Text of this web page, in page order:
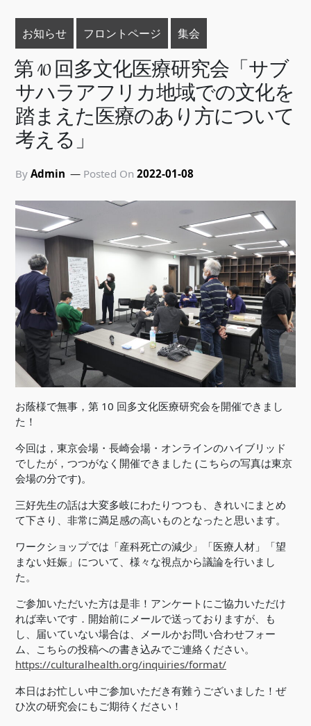
お知らせ フロントページ 集会
第 10 回多文化医療研究会「サブ
サハラアフリカ地域での文化を
踏まえた医療のあり方について
考える」
By Admin Posted On 2022-01-08
お蔭様で無事，第 10 回多文化医療研究会を開催できまし
た！
今回は，東京会場・長崎会場・オンラインのハイブリッド
でしたが，つつがなく開催できました (こちらの写真は東京
会場の分です)。
三好先生の話は大変多岐にわたりつつも、きれいにまとめ
て下さり、非常に満足感の高いものとなったと思います。
ワークショップでは「産科死亡の減少」「医療人材」「望
まない妊娠」について、様々な視点から議論を行いまし
た。
ご参加いただいた方は是非！アンケートにご協力いただけ
れば幸いです．開始前にメールで送っておりますが、も
し、届いていない場合は、メールかお問い合わせフォー
ム、こちらの投稿への書き込みでご連絡ください。
https://culturalhealth.org/inquiries/format/
本日はお忙しい中ご参加いただき有難うございました！ぜ
ひ次の研究会にもご期待ください！